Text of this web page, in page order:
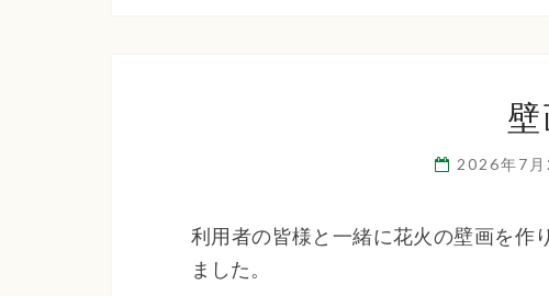
2026年7
利用者の皆様と一緒に花火の壁画を作
ました。